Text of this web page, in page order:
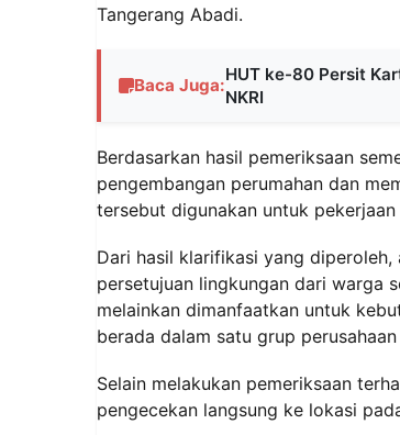
Tangerang Abadi.
Baca Juga:
HUT ke-80 Persit
NKRI
Berdasarkan hasil pemeriksaan
pengembangan perumahan dan
tersebut digunakan untuk
Dari hasil klarifikasi yang
persetujuan lingkungan dari warga
melainkan dimanfaatkan untuk
berada dalam satu grup
Selain melakukan pemeriksaan
pengecekan langsung ke lokasi